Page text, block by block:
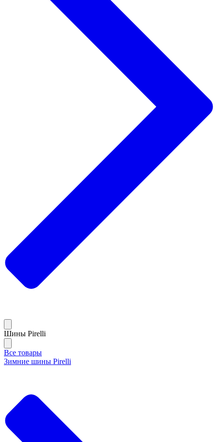
Шины Pirelli
Все товары
Зимние шины Pirelli